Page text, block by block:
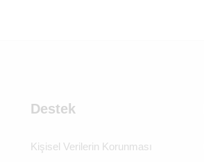
Destek
Kişisel Verilerin Korunması